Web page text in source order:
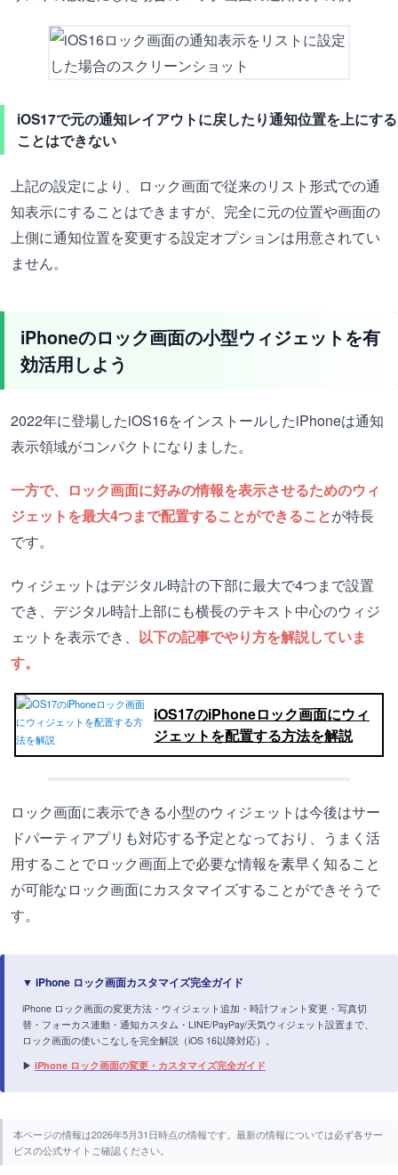
iOS17で元の通知レイアウトに戻したり通知位置を上にする
ことはできない
上記の設定により、ロック画面で従来のリスト形式での通
知表示にすることはできますが、完全に元の位置や画面の
上側に通知位置を変更する設定オプションは用意されてい
ません。
iPhoneのロック画面の小型ウィジェットを有
効活用しよう
2022年に登場したiOS16をインストールしたiPhoneは通知
表示領域がコンパクトになりました。
一方で、ロック画面に好みの情報を表示させるためのウィ
ジェットを最大4つまで配置することができることが特長
です。
ウィジェットはデジタル時計の下部に最大で4つまで設置
でき、デジタル時計上部にも横長のテキスト中心のウィジ
ェットを表示でき、 以下の記事でやり方を解説していま
す。
iOS17のiPhoneロック画面にウィ
ジェットを配置する方法を解説
ロック画面に表示できる小型のウィジェットは今後はサー
ドパーティアプリも対応する予定となっており、うまく活
用することでロック画面上で必要な情報を素早く知ること
が可能なロック画面にカスタマイズすることができそうで
す。
▼ iPhone ロック画面カスタマイズ完全ガイド
iPhone ロック画面の変更方法・ウィジェット追加・時計フォント変更・写真切
替・フォーカス連動・通知カスタム・LINE/PayPay/天気ウィジェット設置まで、
ロック画面の使いこなしを完全解説（iOS 16以降対応）。
▶ iPhone ロック画面の変更・カスタマイズ完全ガイド
本ページの情報は2026年5月31日時点の情報です。最新の情報については必ず各サー
ビスの公式サイトご確認ください。